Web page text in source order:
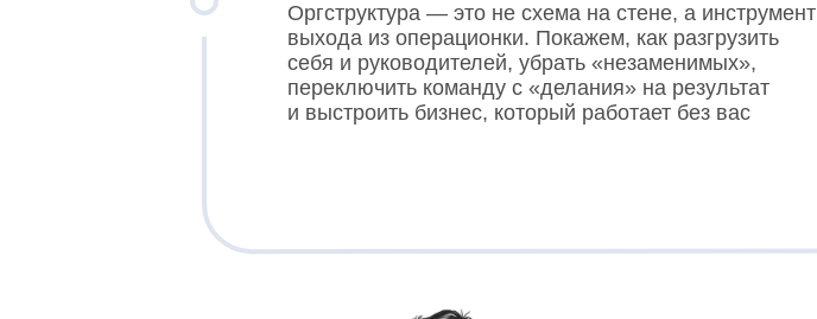
Оргструктура — это не схема на стене, а инструмент
выхода из операционки. Покажем, как разгрузить
себя и руководителей, убрать «незаменимых»,
переключить команду с «делания» на результат
и выстроить бизнес, который работает без вас